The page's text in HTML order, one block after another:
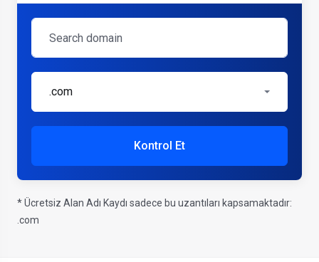
.com
Kontrol Et
* Ücretsiz Alan Adı Kaydı sadece bu uzantıları kapsamaktadır:
.com